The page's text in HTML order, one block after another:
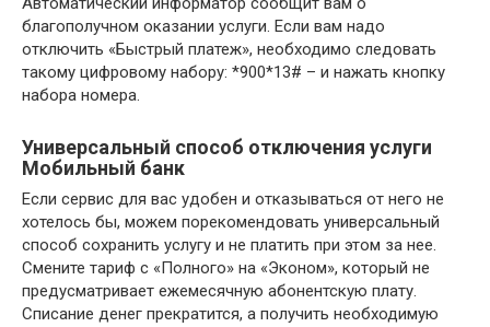
благополучном оказании услуги. Если вам надо
отключить «Быстрый платеж», необходимо следовать
такому цифровому набору: *900*13# – и нажать кнопку
набора номера.
Универсальный способ отключения услуги
Мобильный банк
Если сервис для вас удобен и отказываться от него не
хотелось бы, можем порекомендовать универсальный
способ сохранить услугу и не платить при этом за нее.
Смените тариф с «Полного» на «Эконом», который не
предусматривает ежемесячную абонентскую плату.
Списание денег прекратится, а получить необходимую